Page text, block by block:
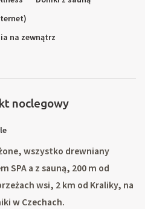
na zewnątrz
noclegowy
wszystko drewniany
SPA a z sauną, 200 m od
wsi, 2 km od Kraliky, na
w Czechach.